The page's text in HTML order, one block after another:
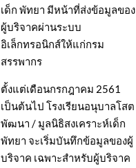
เด็ก พัทยา มีหน้าที่ส่งข้อมูลของ
ผู้บริจาคผ่านระบบ
อิเล็กทรอนิกส์ให้แก่กรม
สรรพากร
ตั้งแต่เดือนกรกฎาคม 2561
เป็นต้นไป โรงเรียนอนุบาลโสต
พัฒนา / มูลนิธิสงเคราะห์เด็ก
พัทยา จะเริ่มบันทึกข้อมูลของผู้
บริจาค เฉพาะสำหรับผู้บริจาค